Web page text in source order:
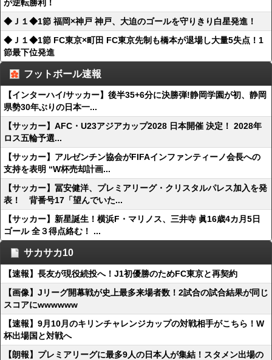
が逆転勝利！
◆Ｊ１◆1節 福岡×神戸 神戸、大迫のゴールを守りきり白星発進！
◆Ｊ１◆1節 FC東京×町田 FC東京先制も橋本が退場し大量5失点！1
節最下位発進
フットボール速報
【インターハイ/サッカー】後半35+6分に決勝弾!静岡学園が初、静岡
県勢30年ぶりの日本一...
【サッカー】AFC・U23アジアカップ2028 日本開催 決定！ 2028年
ロス五輪予選...
【サッカー】アルゼンチン協会がFIFAインファンティーノ会長への
支持を表明 “W杯売却計画...
【サッカー】冨安健洋、プレミアリーグ・クリスタルパレス加入を発
表！ 背番号17「望んでいた...
【サッカー】新星誕生！横浜F・マリノス、三井寺 眞16歳4カ月5日
ゴール 全３得点絡む！ ...
サカサカ10
【速報】長友が現役続投へ！J1初優勝のためFC東京と再契約
【画像】Jリーグ開幕戦が史上最多来場者数！2試合の試合結果が同じ
スコアにwwwwww
【速報】9月10月のキリンチャレンジカップの対戦相手がこちら！W
杯出場国と対戦へ
【朗報】プレミアリーグに最多9人の日本人が集結！スタメン出場の